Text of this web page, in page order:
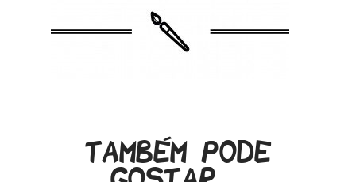
Também pode